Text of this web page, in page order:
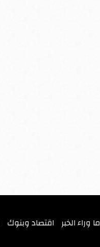
ما وراء الخبر اقتصاد وبنوك